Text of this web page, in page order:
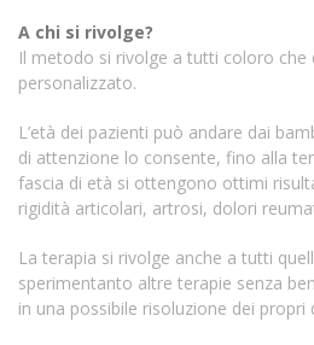
A chi si rivolge?
Il metodo si rivolge a tutti coloro
personalizzato.
L’età dei pazienti può andare dai
di attenzione lo consente, fino alla
fascia di età si ottengono ottimi
rigidità articolari, artrosi, dolori
La terapia si rivolge anche a tutti
sperimentanto altre terapie senza
in una possibile risoluzione dei propri